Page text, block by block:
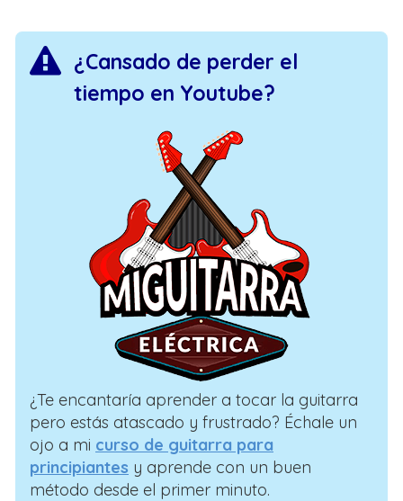
¿Cansado de perder el
tiempo en Youtube?
¿Te encantaría aprender a tocar la guitarra
pero estás atascado y frustrado? Échale un
ojo a mi curso de guitarra para
principiantes y aprende con un buen
método desde el primer minuto.